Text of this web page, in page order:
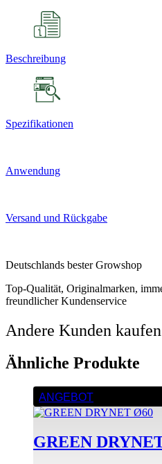
Beschreibung
Spezifikationen
Anwendung
Versand und Rückgabe
Deutschlands bester Growshop
Top-Qualität, Originalmarken,
freundlicher Kundenservice
Andere Kunden
Ähnliche Produkte
ANGEBOT
GREEN